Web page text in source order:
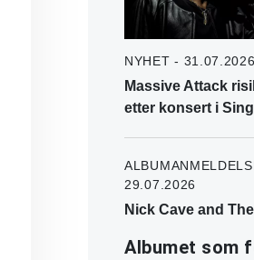
NYHET - 31.07.2026
Massive Attack
etter konsert i
29.07.2026
Nick Cave and
Albumet som